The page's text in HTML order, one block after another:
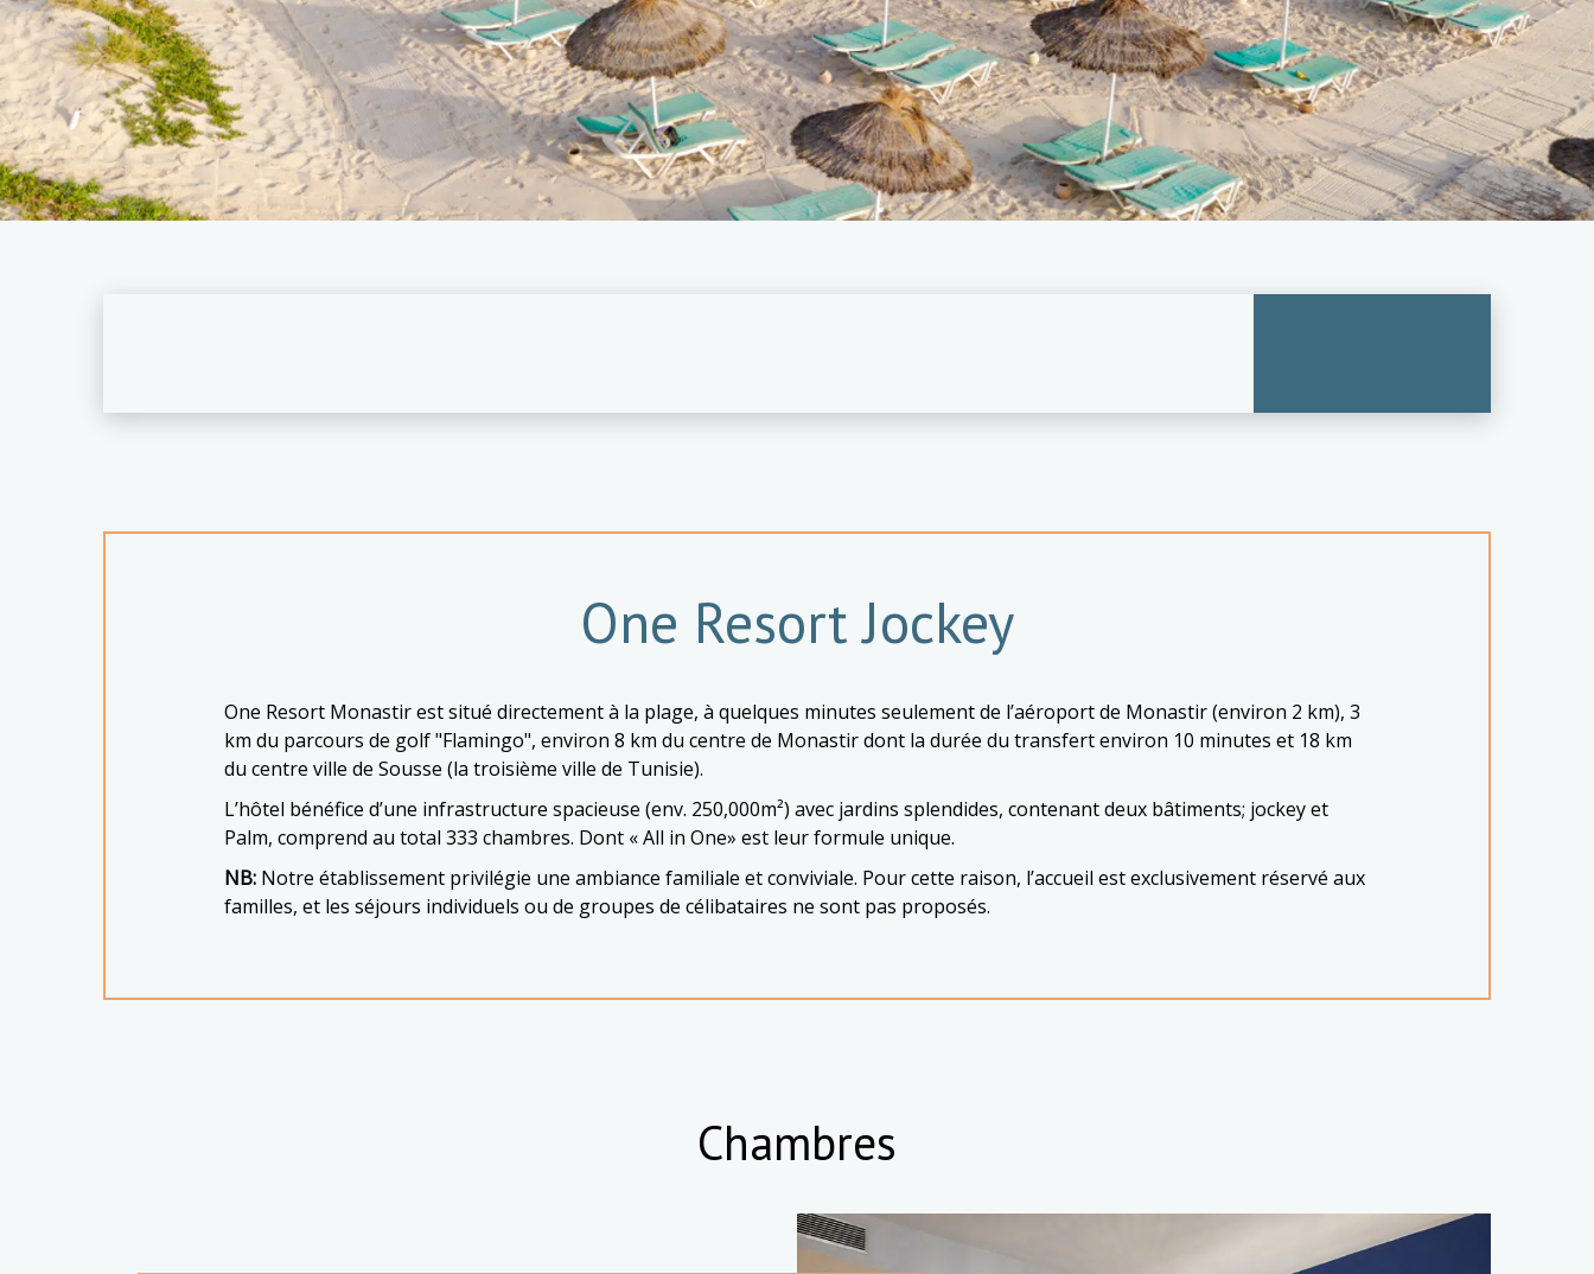
One Resort Jockey
One Resort Monastir est situé directement à la plage, à quelques minutes seulement de l’aéroport de Monastir (environ 2 km), 3
km du parcours de golf "Flamingo", environ 8 km du centre de Monastir dont la durée du transfert environ 10 minutes et 18 km
du centre ville de Sousse (la troisième ville de Tunisie).
L’hôtel bénéfice d’une infrastructure spacieuse (env. 250,000m²) avec jardins splendides, contenant deux bâtiments; jockey et
Palm, comprend au total 333 chambres. Dont « All in One» est leur formule unique.
NB: Notre établissement privilégie une ambiance familiale et conviviale. Pour cette raison, l’accueil est exclusivement réservé aux
familles, et les séjours individuels ou de groupes de célibataires ne sont pas proposés.
Chambres